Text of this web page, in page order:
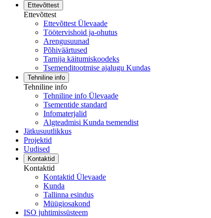
Ettevõttest
Ettevõttest
Ettevõttest Ülevaade
Töötervishoid ja-ohutus
Arengusuunad
Põhiväärtused
Tarnija käitumiskoodeks
Tsemenditootmise ajalugu Kundas
Tehniline info
Tehniline info
Tehniline info Ülevaade
Tsementide standard
Infomaterjalid
Algteadmisi Kunda tsemendist
Jätkusuutlikkus
Projektid
Uudised
Kontaktid
Kontaktid
Kontaktid Ülevaade
Kunda
Tallinna esindus
Müügiosakond
ISO juhtimissüsteem